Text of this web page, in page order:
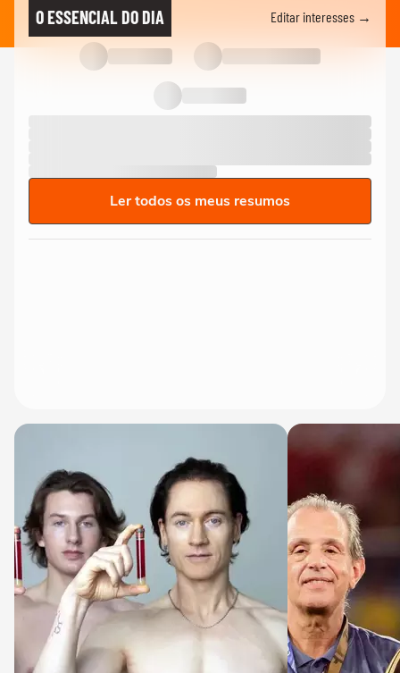
O ESSENCIAL DO DIA Editar interesses →
Ler todos os meus resumos